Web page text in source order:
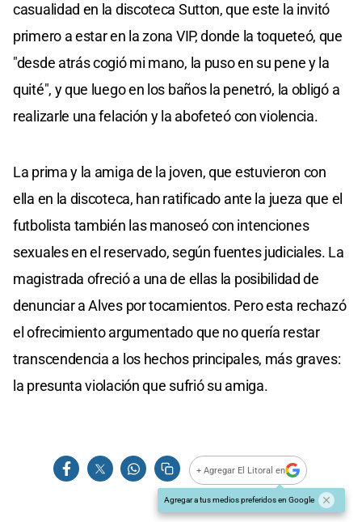
casualidad en la discoteca Sutton, que este la invitó
primero a estar en la zona VIP, donde la toqueteó, que
"desde atrás cogió mi mano, la puso en su pene y la
quité", y que luego en los baños la penetró, la obligó a
realizarle una felación y la abofeteó con violencia.
La prima y la amiga de la joven, que estuvieron con
ella en la discoteca, han ratificado ante la jueza que el
futbolista también las manoseó con intenciones
sexuales en el reservado, según fuentes judiciales. La
magistrada ofreció a una de ellas la posibilidad de
denunciar a Alves por tocamientos. Pero esta rechazó
el ofrecimiento argumentado que no quería restar
transcendencia a los hechos principales, más graves:
la presunta violación que sufrió su amiga.
+ Agregar El Litoral en
Agregar a tus medios preferidos en Google